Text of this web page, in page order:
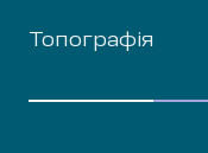
Топографія